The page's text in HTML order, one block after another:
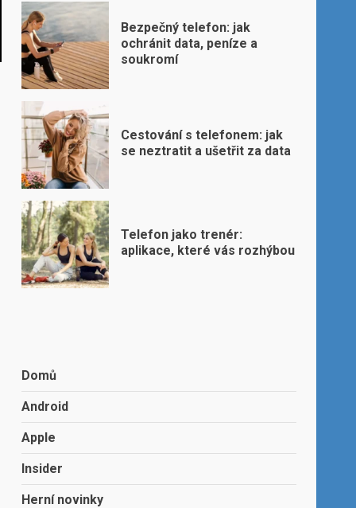
Bezpečný telefon: jak
ochránit data, peníze a
soukromí
Cestování s telefonem: jak
se neztratit a ušetřit za data
Telefon jako trenér:
aplikace, které vás rozhýbou
Domů
Android
Apple
Insider
Herní novinky